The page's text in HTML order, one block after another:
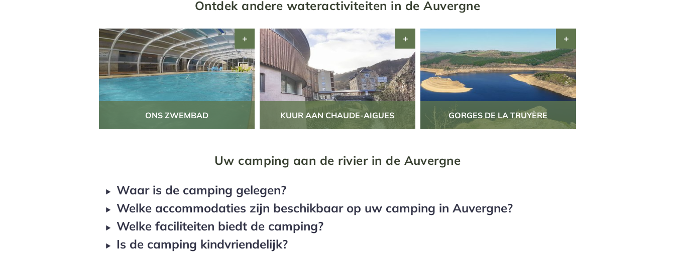
Ontdek andere wateractiviteiten in de Auvergne
ONS ZWEMBAD KUUR AAN CHAUDE-AIGUES GORGES DE LA TRUYÈRE
Uw camping aan de rivier in de Auvergne
Waar is de camping gelegen?
Welke accommodaties zijn beschikbaar op uw camping in Auvergne?
Welke faciliteiten biedt de camping?
Is de camping kindvriendelijk?